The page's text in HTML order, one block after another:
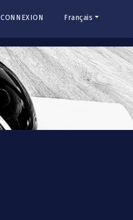
CONNEXION Français